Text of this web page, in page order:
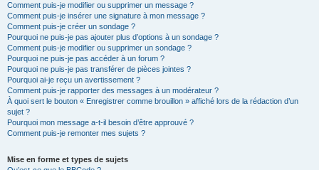
Comment puis-je modifier ou supprimer un message ?
Comment puis-je insérer une signature à mon message ?
Comment puis-je créer un sondage ?
Pourquoi ne puis-je pas ajouter plus d’options à un sondage ?
Comment puis-je modifier ou supprimer un sondage ?
Pourquoi ne puis-je pas accéder à un forum ?
Pourquoi ne puis-je pas transférer de pièces jointes ?
Pourquoi ai-je reçu un avertissement ?
Comment puis-je rapporter des messages à un modérateur ?
À quoi sert le bouton « Enregistrer comme brouillon » affiché lors de la rédaction d’un
sujet ?
Pourquoi mon message a-t-il besoin d’être approuvé ?
Comment puis-je remonter mes sujets ?
Mise en forme et types de sujets